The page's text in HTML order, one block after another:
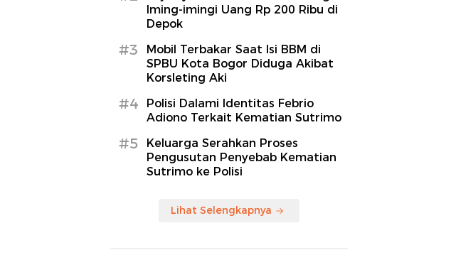
Iming-imingi Uang Rp 200 Ribu di
Depok
#3
Mobil Terbakar Saat Isi BBM di
SPBU Kota Bogor Diduga Akibat
Korsleting Aki
#4
Polisi Dalami Identitas Febrio
Adiono Terkait Kematian Sutrimo
#5
Keluarga Serahkan Proses
Pengusutan Penyebab Kematian
Sutrimo ke Polisi
Lihat Selengkapnya